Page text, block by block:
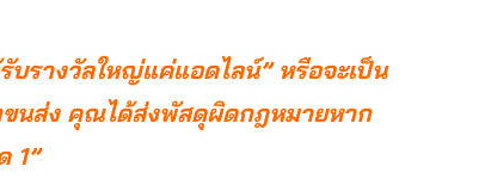
รางวัลใหญ่แค่แอดไลน์” หรือจะเป็น
นส่ง คุณได้ส่งพัสดุผิดกฎหมายหาก
1”